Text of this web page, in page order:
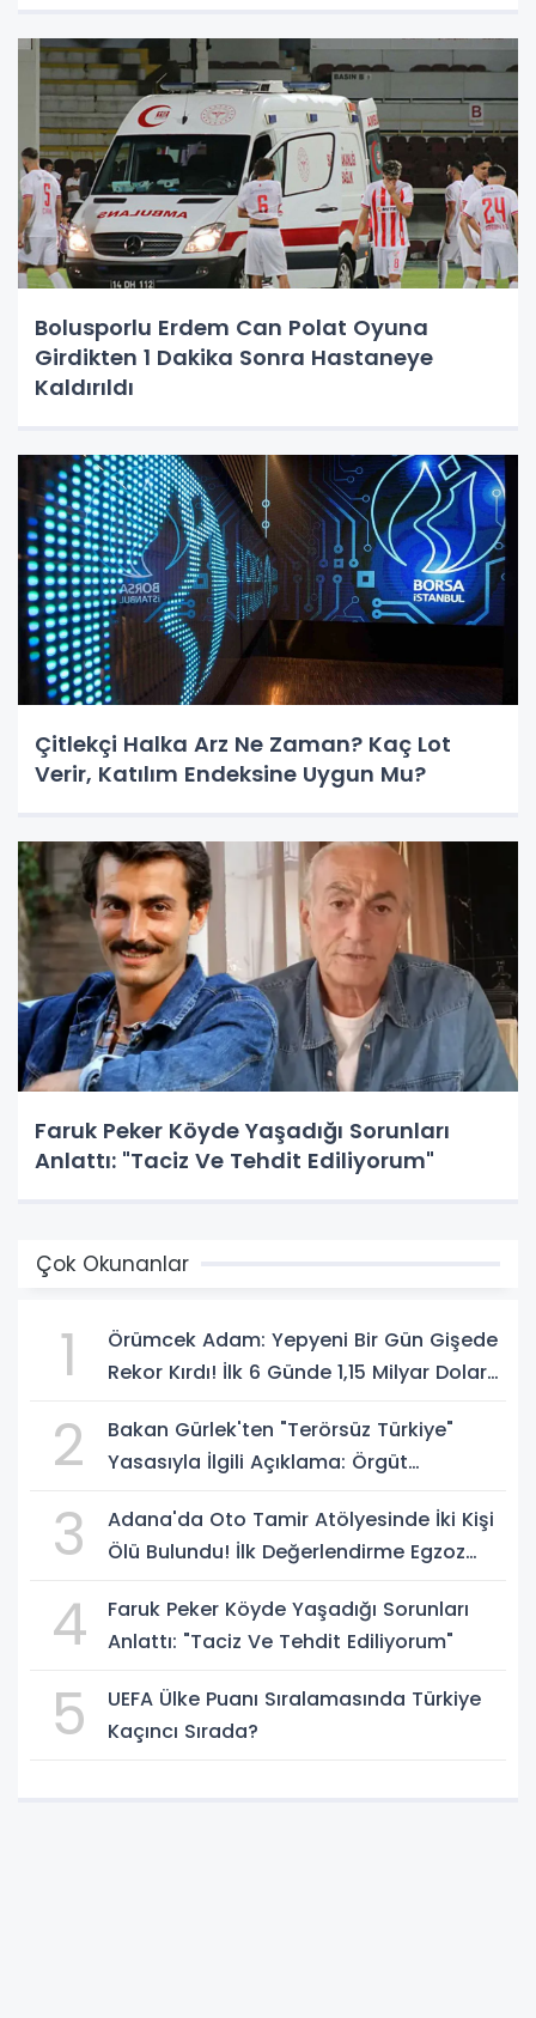
Bolusporlu Erdem Can Polat Oyuna
Girdikten 1 Dakika Sonra Hastaneye
Kaldırıldı
Çitlekçi Halka Arz Ne Zaman? Kaç Lot
Verir, Katılım Endeksine Uygun Mu?
Faruk Peker Köyde Yaşadığı Sorunları
Anlattı: "Taciz Ve Tehdit Ediliyorum"
Çok Okunanlar
1
Örümcek Adam: Yepyeni Bir Gün Gişede
Rekor Kırdı! İlk 6 Günde 1,15 Milyar Dolar
2
Bakan Gürlek'ten "Terörsüz Türkiye"
Yasasıyla İlgili Açıklama: Örgüt
Yürürlüğe Girmeyecek
3
Adana'da Oto Tamir Atölyesinde İki Kişi
Ölü Bulundu! İlk Değerlendirme Egzoz
4
Faruk Peker Köyde Yaşadığı Sorunları
Anlattı: "Taciz Ve Tehdit Ediliyorum"
5
UEFA Ülke Puanı Sıralamasında Türkiye
Kaçıncı Sırada?